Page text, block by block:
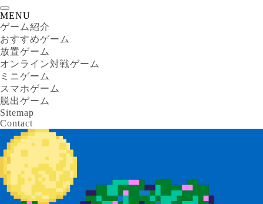
MENU
ゲーム紹介
おすすめゲーム
放置ゲーム
オンライン対戦ゲーム
ミニゲーム
スマホゲーム
脱出ゲーム
Sitemap
Contact